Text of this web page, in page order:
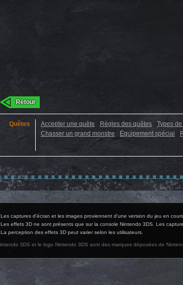
Retour
Quêtes Accepter une quête Règles des quêtes Types
Chasser un grand monstre
Équipement spécial
captures d'écran et les images proviennent d'une version du jeu en
effets 3D ne sont présents que sur la console Nintendo 3DS. Les
perception des effets 3D peut varier selon les utilisateurs.
3DS et le logo Nintendo 3DS sont des marques déposées de